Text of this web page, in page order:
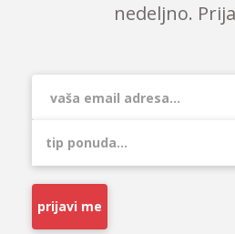
nedeljno.
prijavi me